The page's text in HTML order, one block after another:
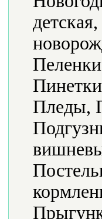
Пледы,